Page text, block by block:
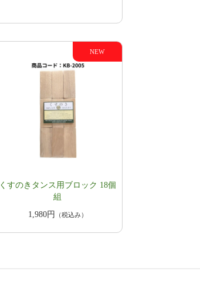
くすのきタンス用ブロック 18個
組
1,980円
（税込み）